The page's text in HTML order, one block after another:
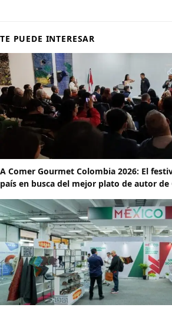
TE PUEDE INTERESAR
A Comer Gourmet Colombia 2026: El
país en busca del mejor plato de autor de